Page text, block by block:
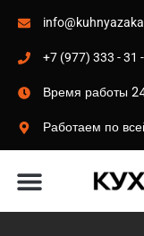
+7 (977) 333 - 31
Время работы
Работаем по